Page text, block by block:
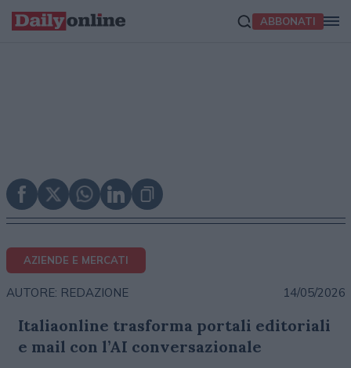
ABBONATI
AZIENDE E MERCATI
AUTORE: REDAZIONE 14/05/2026
Italiaonline trasforma portali editoriali
e mail con l’AI conversazionale